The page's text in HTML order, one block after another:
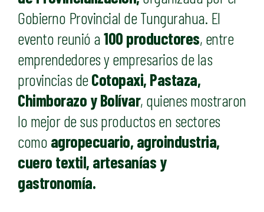
Gobierno Provincial de Tungurahua. El
evento reunió a100 productores, entre
emprendedores y empresarios de las
provincias deCotopaxi, Pastaza,
Chimborazo y Bolívar, quienes mostraron
lo mejor de sus productos en sectores
como agropecuario, agroindustria,
cuero textil, artesanías y
gastronomía.